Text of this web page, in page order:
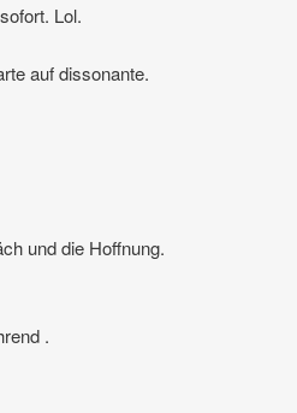
Lol.
auf dissonante.
und die Hoffnung.
.